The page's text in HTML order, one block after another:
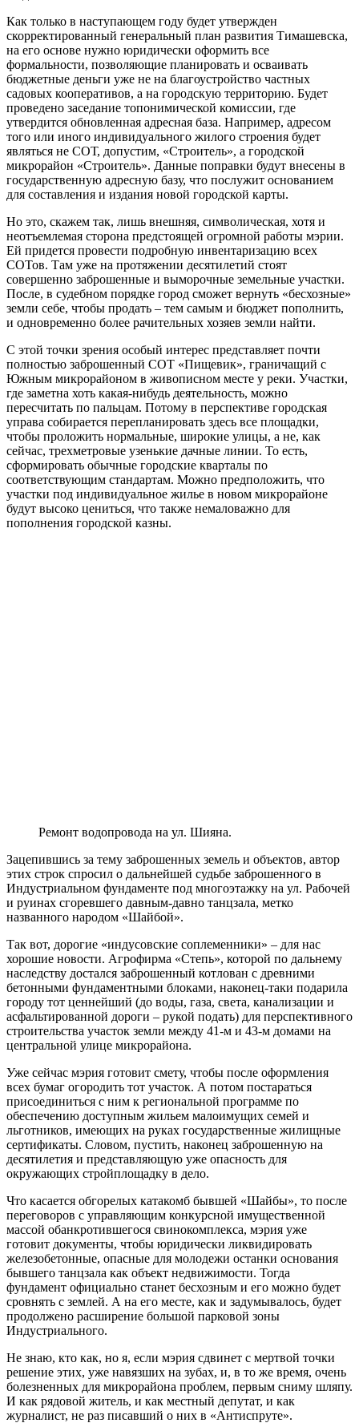
Как только в наступающем году будет утвержден
скорректированный генеральный план развития Тимашевска,
на его основе нужно юридически оформить все
формальности, позволяющие планировать и осваивать
бюджетные деньги уже не на благоустройство частных
садовых кооперативов, а на городскую территорию. Будет
проведено заседание топонимической комиссии, где
утвердится обновленная адресная база. Например, адресом
того или иного индивидуального жилого строения будет
являться не СОТ, допустим, «Строитель», а городской
микрорайон «Строитель». Данные поправки будут внесены в
государственную адресную базу, что послужит основанием
для составления и издания новой городской карты.
Но это, скажем так, лишь внешняя, символическая, хотя и
неотъемлемая сторона предстоящей огромной работы мэрии.
Ей придется провести подробную инвентаризацию всех
СОТов. Там уже на протяжении десятилетий стоят
совершенно заброшенные и выморочные земельные участки.
После, в судебном порядке город сможет вернуть «бесхозные»
земли себе, чтобы продать – тем самым и бюджет пополнить,
и одновременно более рачительных хозяев земли найти.
С этой точки зрения особый интерес представляет почти
полностью заброшенный СОТ «Пищевик», граничащий с
Южным микрорайоном в живописном месте у реки. Участки,
где заметна хоть какая-нибудь деятельность, можно
пересчитать по пальцам. Потому в перспективе городская
управа собирается перепланировать здесь все площадки,
чтобы проложить нормальные, широкие улицы, а не, как
сейчас, трехметровые узенькие дачные линии. То есть,
сформировать обычные городские кварталы по
соответствующим стандартам. Можно предположить, что
участки под индивидуальное жилье в новом микрорайоне
будут высоко цениться, что также немаловажно для
пополнения городской казны.
Ремонт водопровода на ул. Шияна.
Зацепившись за тему заброшенных земель и объектов, автор
этих строк спросил о дальнейшей судьбе заброшенного в
Индустриальном фундаменте под многоэтажку на ул. Рабочей
и руинах сгоревшего давным-давно танцзала, метко
названного народом «Шайбой».
Так вот, дорогие «индусовские соплеменники» – для нас
хорошие новости. Агрофирма «Степь», которой по дальнему
наследству достался заброшенный котлован с древними
бетонными фундаментными блоками, наконец-таки подарила
городу тот ценнейший (до воды, газа, света, канализации и
асфальтированной дороги – рукой подать) для перспективного
строительства участок земли между 41-м и 43-м домами на
центральной улице микрорайона.
Уже сейчас мэрия готовит смету, чтобы после оформления
всех бумаг огородить тот участок. А потом постараться
присоединиться с ним к региональной программе по
обеспечению доступным жильем малоимущих семей и
льготников, имеющих на руках государственные жилищные
сертификаты. Словом, пустить, наконец заброшенную на
десятилетия и представляющую уже опасность для
окружающих стройплощадку в дело.
Что касается обгорелых катакомб бывшей «Шайбы», то после
переговоров с управляющим конкурсной имущественной
массой обанкротившегося свинокомплекса, мэрия уже
готовит документы, чтобы юридически ликвидировать
железобетонные, опасные для молодежи останки основания
бывшего танцзала как объект недвижимости. Тогда
фундамент официально станет бесхозным и его можно будет
сровнять с землей. А на его месте, как и задумывалось, будет
продолжено расширение большой парковой зоны
Индустриального.
Не знаю, кто как, но я, если мэрия сдвинет с мертвой точки
решение этих, уже навязших на зубах, и, в то же время, очень
болезненных для микрорайона проблем, первым сниму шляпу.
И как рядовой житель, и как местный депутат, и как
журналист, не раз писавший о них в «Антиспруте».